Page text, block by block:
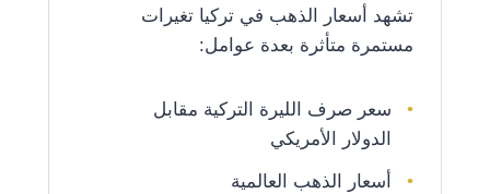
تشهد أسعار الذهب في تركيا تغيرات
مستمرة متأثرة بعدة عوامل:
سعر صرف الليرة التركية مقابل
الدولار الأمريكي
أسعار الذهب العالمية